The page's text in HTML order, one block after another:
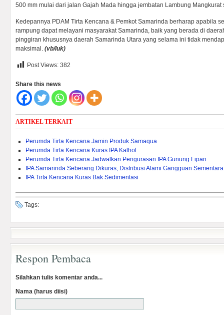
500 mm mulai dari jalan Gajah Mada hingga jembatan Lambung Mangkurat
Kedepannya PDAM Tirta Kencana & Pemkot Samarinda berharap apabila
rampung dapat melayani masyarakat Samarinda, baik yang berada di
pinggiran khususnya daerah Samarinda Utara yang selama ini tidak
maksimal. (vb/luk)
Post Views: 382
Share this news
ARTIKEL TERKAIT
Perumda Tirta Kencana Jamin Produk Samaqua
Perumda Tirta Kencana Kuras IPA Kalhol
Perumda Tirta Kencana Jadwalkan Pengurasan IPA Gunung Lipan
IPA Samarinda Seberang Dikuras, Distribusi Alami Gangguan Sementara
IPA Tirta Kencana Kuras Bak Sedimentasi
Tags:
Respon Pembaca
Silahkan tulis komentar anda...
Nama (harus diisi)